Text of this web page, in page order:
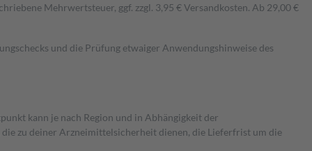
Mehrwertsteuer, ggf. zzgl. 3,95 € Versandkosten. Ab 29,00 €
und die Prüfung etwaiger Anwendungshinweise des
kann je nach Region und in Abhängigkeit der
zu deiner Arzneimittelsicherheit dienen, die Lieferfrist um die